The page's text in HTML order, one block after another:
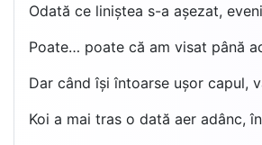
Odată ce liniștea s-a așezat,
Poate… poate că am visat până
Dar când își întoarse ușor capul,
Koi a mai tras o dată aer adânc,